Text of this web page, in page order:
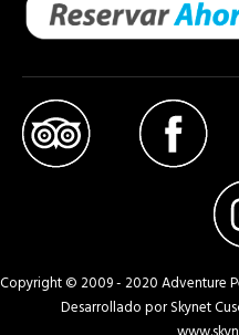
Copyright © 2009 - 2020 Adventure
Desarrollado por Skynet